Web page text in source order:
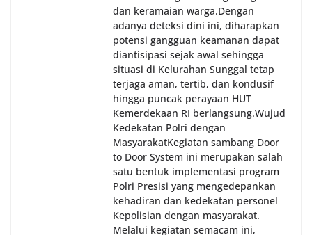
dan keramaian warga.‎‎Dengan
adanya deteksi dini ini, diharapkan
potensi gangguan keamanan dapat
diantisipasi sejak awal sehingga
situasi di Kelurahan Sunggal tetap
terjaga aman, tertib, dan kondusif
hingga puncak perayaan HUT
Kemerdekaan RI berlangsung.‎‎Wujud
Kedekatan Polri dengan
Masyarakat‎Kegiatan sambang Door
to Door System ini merupakan salah
satu bentuk implementasi program
Polri Presisi yang mengedepankan
kehadiran dan kedekatan personel
Kepolisian dengan masyarakat.
Melalui kegiatan semacam ini,